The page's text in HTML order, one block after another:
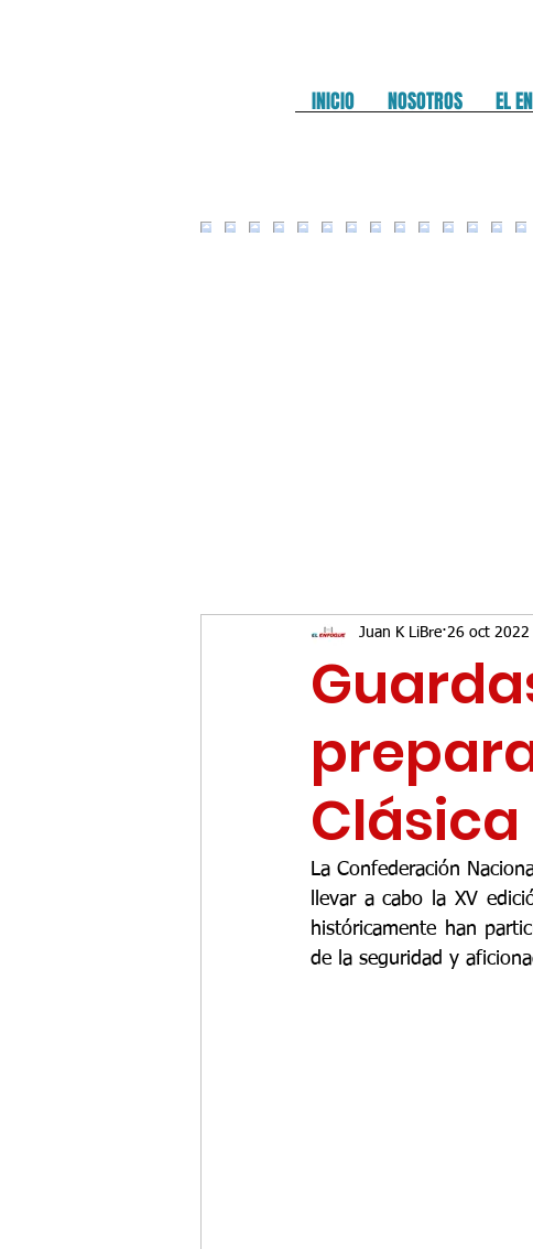
INICIO NOSOTROS EL
Juan K LiBre 26 oct 2022
La Confederación
llevar a cabo la XV
históricamente han
de la seguridad y